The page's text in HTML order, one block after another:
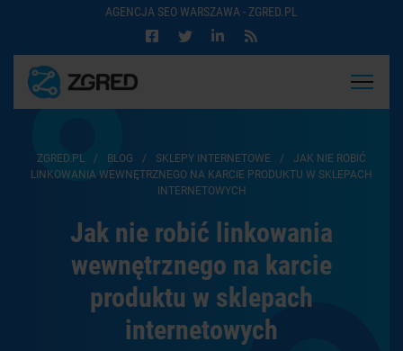
AGENCJA SEO WARSZAWA - ZGRED.PL
ZGRED.PL / BLOG / SKLEPY INTERNETOWE /
JAK NIE ROBIĆ
LINKOWANIA WEWNĘTRZNEGO NA KARCIE PRODUKTU W SKLEPACH
INTERNETOWYCH
Jak nie robić linkowania
wewnętrznego na karcie
produktu w sklepach
internetowych